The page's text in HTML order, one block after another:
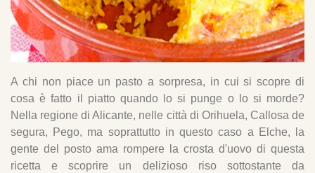
A chi non piace un pasto a sorpresa, in cui si scopre di
cosa è fatto il piatto quando lo si punge o lo si morde?
Nella regione di Alicante, nelle città di Orihuela, Callosa de
segura, Pego, ma soprattutto in questo caso a Elche, la
gente del posto ama rompere la crosta d'uovo di questa
ricetta e scoprire un delizioso riso sottostante da